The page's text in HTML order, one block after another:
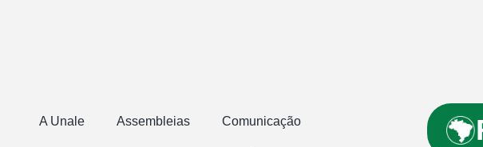
A Unale Assembleias Comunicação